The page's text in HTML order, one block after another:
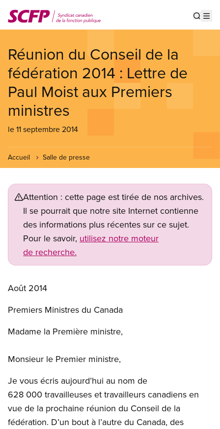
au
contenu
Réunion du Conseil de la
fédération 2014 : Lettre de
Paul Moist aux Premiers
ministres
le 11 septembre 2014
Accueil Salle de presse
Attention : cette page est tirée de nos archives.
Il se pourrait que notre site Internet contienne
des informations plus récentes sur ce sujet.
Pour le savoir, utilisez notre moteur
de recherche.
Août 2014
Premiers Ministres du Canada
Madame la Première ministre,
Monsieur le Premier ministre,
Je vous écris aujourd’hui au nom de
628 000 travailleuses et travailleurs canadiens en
vue de la prochaine réunion du Conseil de la
fédération. D’un bout à l’autre du Canada, des